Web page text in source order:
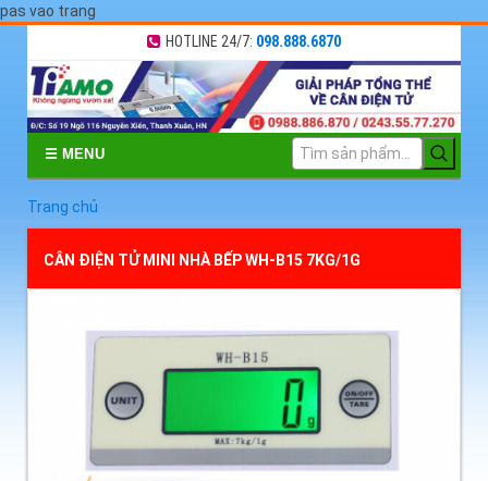
pas vao trang
HOTLINE 24/7: 098.888.6870
☰ MENU
Trang chủ
CÂN ĐIỆN TỬ MINI NHÀ BẾP WH-B15 7KG/1G